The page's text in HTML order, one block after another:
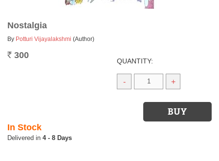
Nostalgia
By Potturi Vijayalakshmi (Author)
Rs. 300
QUANTITY:
- +
In Stock
4 - 8 Days